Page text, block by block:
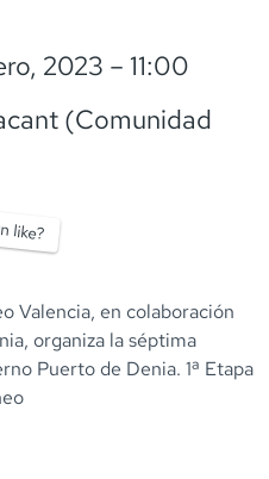
2023 – 11:00
(Comunidad
like?
Valencia, en colaboración
organiza la séptima
Puerto de Denia. 1ª Etapa